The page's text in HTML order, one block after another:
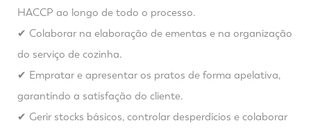
HACCP ao longo de todo o processo.
✔ Colaborar na elaboração de ementas e na organização
do serviço de cozinha.
✔ Empratar e apresentar os pratos de forma apelativa,
garantindo a satisfação do cliente.
✔ Gerir stocks básicos, controlar desperdícios e colaborar